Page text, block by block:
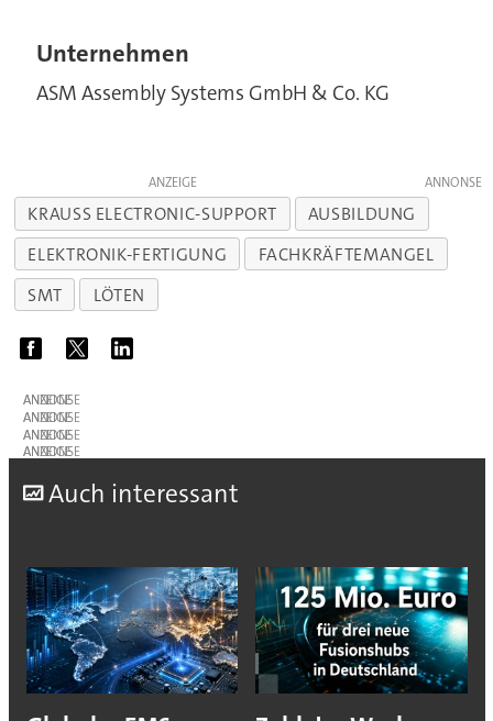
Unternehmen
ASM Assembly Systems GmbH & Co. KG
ANZEIGE
KRAUSS ELECTRONIC-SUPPORT
AUSBILDUNG
ELEKTRONIK-FERTIGUNG
FACHKRÄFTEMANGEL
SMT
LÖTEN
ANZEIGE
ANZEIGE
ANZEIGE
ANZEIGE
Auch interessant